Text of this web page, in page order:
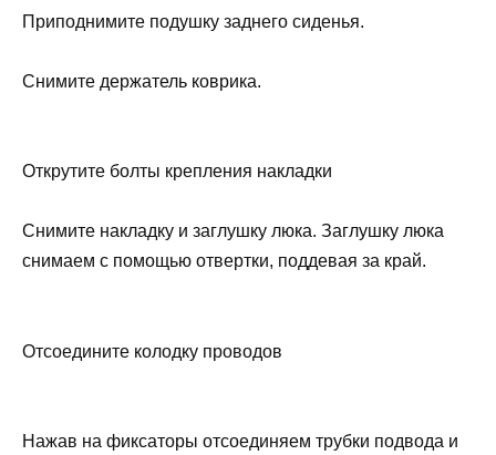
Приподнимите подушку заднего сиденья.
Снимите держатель коврика.
Открутите болты крепления накладки
Снимите накладку и заглушку люка. Заглушку люка
снимаем с помощью отвертки, поддевая за край.
Отсоедините колодку проводов
Нажав на фиксаторы отсоединяем трубки подвода и